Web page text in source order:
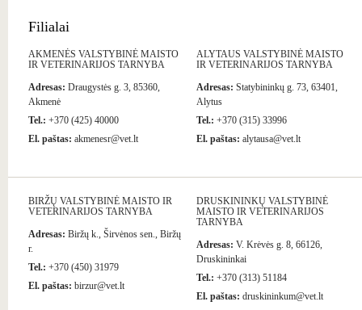
Filialai
AKMENĖS VALSTYBINĖ MAISTO
IR VETERINARIJOS TARNYBA
Adresas: Draugystės g. 3, 85360,
Akmenė
Tel.: +370 (425) 40000
El. paštas: akmenesr@vet.lt
ALYTAUS VALSTYBINĖ MAISTO
IR VETERINARIJOS TARNYBA
Adresas: Statybininkų g. 73, 63401,
Alytus
Tel.: +370 (315) 33996
El. paštas: alytausa@vet.lt
BIRŽŲ VALSTYBINĖ MAISTO IR
VETERINARIJOS TARNYBA
Adresas: Biržų k., Širvėnos sen., Biržų
r.
Tel.: +370 (450) 31979
El. paštas: birzur@vet.lt
DRUSKININKŲ VALSTYBINĖ
MAISTO IR VETERINARIJOS
TARNYBA
Adresas: V. Krėvės g. 8, 66126,
Druskininkai
Tel.: +370 (313) 51184
El. paštas: druskininkum@vet.lt